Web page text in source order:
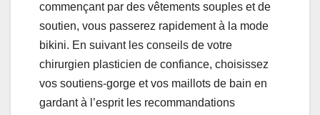
commençant par des vêtements souples et de
soutien, vous passerez rapidement à la mode
bikini. En suivant les conseils de votre
chirurgien plasticien de confiance, choisissez
vos soutiens-gorge et vos maillots de bain en
gardant à l’esprit les recommandations